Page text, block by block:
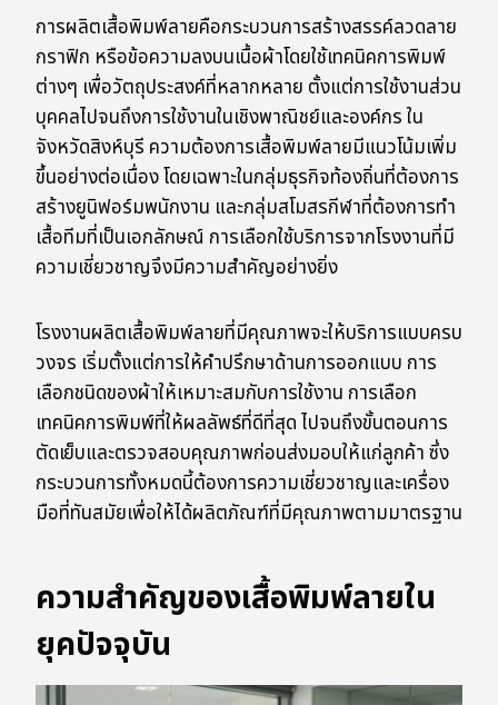
การผลิตเสื้อพิมพ์ลายคือกระบวนการสร้างสรรค์ลวดลาย
กราฟิก หรือข้อความลงบนเนื้อผ้าโดยใช้เทคนิคการพิมพ์
ต่างๆ เพื่อวัตถุประสงค์ที่หลากหลาย ตั้งแต่การใช้งานส่วน
บุคคลไปจนถึงการใช้งานในเชิงพาณิชย์และองค์กร ใน
จังหวัดสิงห์บุรี ความต้องการเสื้อพิมพ์ลายมีแนวโน้มเพิ่ม
ขึ้นอย่างต่อเนื่อง โดยเฉพาะในกลุ่มธุรกิจท้องถิ่นที่ต้องการ
สร้างยูนิฟอร์มพนักงาน และกลุ่มสโมสรกีฬาที่ต้องการทำ
เสื้อทีมที่เป็นเอกลักษณ์ การเลือกใช้บริการจากโรงงานที่มี
ความเชี่ยวชาญจึงมีความสำคัญอย่างยิ่ง
โรงงานผลิตเสื้อพิมพ์ลายที่มีคุณภาพจะให้บริการแบบครบ
วงจร เริ่มตั้งแต่การให้คำปรึกษาด้านการออกแบบ การ
เลือกชนิดของผ้าให้เหมาะสมกับการใช้งาน การเลือก
เทคนิคการพิมพ์ที่ให้ผลลัพธ์ที่ดีที่สุด ไปจนถึงขั้นตอนการ
ตัดเย็บและตรวจสอบคุณภาพก่อนส่งมอบให้แก่ลูกค้า ซึ่ง
กระบวนการทั้งหมดนี้ต้องการความเชี่ยวชาญและเครื่อง
มือที่ทันสมัยเพื่อให้ได้ผลิตภัณฑ์ที่มีคุณภาพตามมาตรฐาน
ความสำคัญของเสื้อพิมพ์ลายใน
ยุคปัจจุบัน